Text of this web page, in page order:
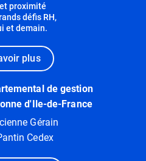
proximité
défis RH,
et demain.
plus
de gestion
d'Ile-de-France
Gérain
Cedex